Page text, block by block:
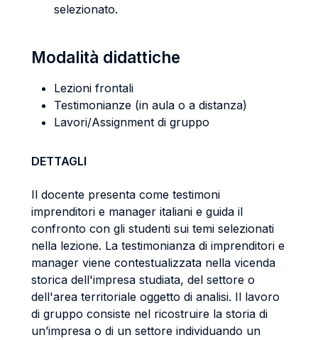
selezionato.
Modalità didattiche
Lezioni frontali
Testimonianze (in aula o a distanza)
Lavori/Assignment di gruppo
DETTAGLI
Il docente presenta come testimoni
imprenditori e manager italiani e guida il
confronto con gli studenti sui temi selezionati
nella lezione. La testimonianza di imprenditori e
manager viene contestualizzata nella vicenda
storica dell'impresa studiata, del settore o
dell'area territoriale oggetto di analisi. Il lavoro
di gruppo consiste nel ricostruire la storia di
un’impresa o di un settore individuando un